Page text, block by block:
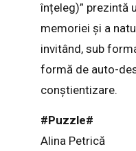
înțeleg)” prezintă
memoriei și a
invitând, sub
formă de auto-
conștientizare.
#Puzzle#
Alina Petrică